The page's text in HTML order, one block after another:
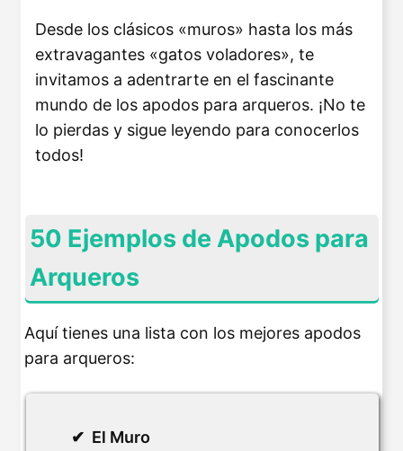
Desde los clásicos «muros» hasta los más
extravagantes «gatos voladores», te
invitamos a adentrarte en el fascinante
mundo de los apodos para arqueros. ¡No te
lo pierdas y sigue leyendo para conocerlos
todos!
50 Ejemplos de Apodos para
Arqueros
Aquí tienes una lista con los mejores apodos
para arqueros:
El Muro